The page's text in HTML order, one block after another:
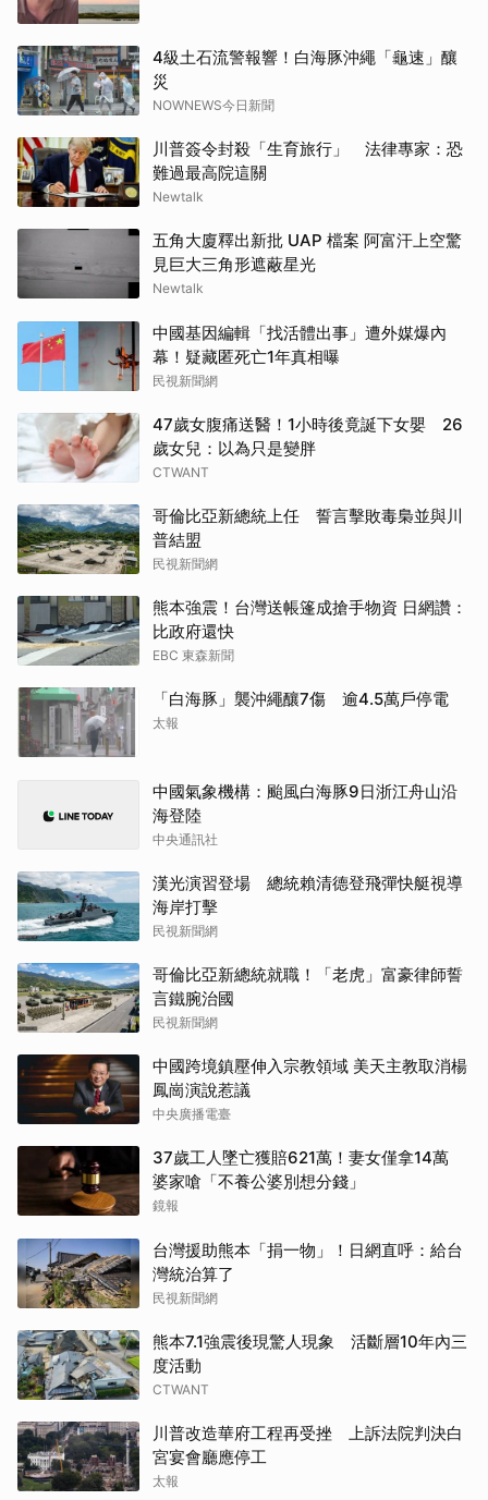
4級土石流警報響！白海豚沖繩「龜速」釀
災
NOWNEWS今日新聞
川普簽令封殺「生育旅行」 法律專家：恐
難過最高院這關
Newtalk
五角大廈釋出新批 UAP 檔案 阿富汗上空驚
見巨大三角形遮蔽星光
Newtalk
中國基因編輯「找活體出事」遭外媒爆內
幕！疑藏匿死亡1年真相曝
民視新聞網
47歲女腹痛送醫！1小時後竟誕下女嬰 26
歲女兒：以為只是變胖
CTWANT
哥倫比亞新總統上任 誓言擊敗毒梟並與川
普結盟
民視新聞網
熊本強震！台灣送帳篷成搶手物資 日網讚：
比政府還快
EBC 東森新聞
「白海豚」襲沖繩釀7傷 逾4.5萬戶停電
太報
中國氣象機構：颱風白海豚9日浙江舟山沿
海登陸
中央通訊社
漢光演習登場 總統賴清德登飛彈快艇視導
海岸打擊
民視新聞網
哥倫比亞新總統就職！「老虎」富豪律師誓
言鐵腕治國
民視新聞網
中國跨境鎮壓伸入宗教領域 美天主教取消楊
鳳崗演說惹議
中央廣播電臺
37歲工人墜亡獲賠621萬！妻女僅拿14萬
婆家嗆「不養公婆別想分錢」
鏡報
台灣援助熊本「捐一物」！日網直呼：給台
灣統治算了
民視新聞網
熊本7.1強震後現驚人現象 活斷層10年內三
度活動
CTWANT
川普改造華府工程再受挫 上訴法院判決白
宮宴會廳應停工
太報